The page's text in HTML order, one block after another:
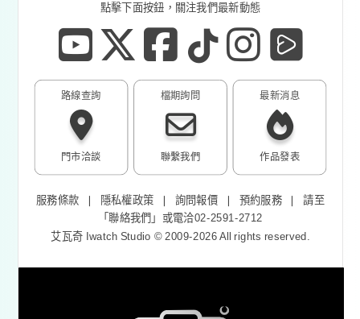
點擊下面按鈕，關注我們最新動態
路線查詢
門市洽談
最新消息
作品發表
檔期詢問
聯繫我們
服務條款 ❘ 隱私權政策 ❘詢問報價 ❘預約服務 ❘請至
「聯絡我們 」或電洽02-2591-2712
艾瓦奇 Iwatch Studio © 2009-2026 All rights reserved.